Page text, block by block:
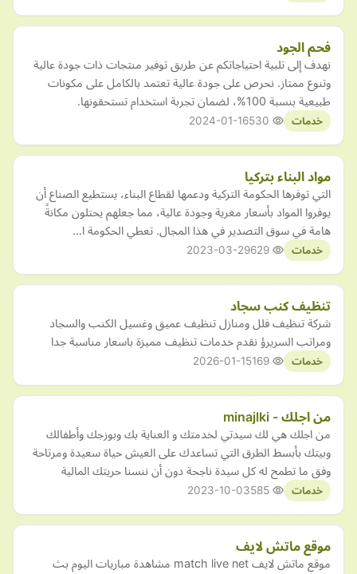
فحم الجود
نهدف إلى تلبية احتياجاتكم عن طريق توفير منتجات ذات جودة عالية
وتنوع ممتاز. نحرص على جودة عالية تعتمد بالكامل على مكونات
طبيعية بنسبة 100%، لضمان تجربة استخدام تستحقونها.
خدمات 2024-01-16
مواد البناء بتركيا
التي توفرها الحكومة التركية ودعمها لقطاع البناء، يستطيع الصناع أن
يوفروا المواد بأسعار مغرية وجودة عالية، مما جعلهم يحتلون مكانةً
هامة في سوق التصدير في هذا المجال. تعطي الحكومة ا…
خدمات 2023-03-29
تنظيف كنب سجاد
شركة تنظيف فلل ومنازل تنظيف عميق وغسيل الكنب والسجاد
ومراتب السريرؤ نقدم خدمات تنظيف مميزة باسعار مناسبة جدا
خدمات 2026-01-15
من اجلك - minajlki
من اجلك هي لك سيدتي لخدمتك و العناية بك وبوزجك وأطفالك
وبيتك بأبسط الطرق التي تساعدك على العيش حياة سعيدة ومرتاحة
وفق ما تطمح له كل سيدة ناجحة دون أن ننسنا حريتك المالية
خدمات 2023-10-03
موقع ماتش لايف
موقع ماتش لايف match live net مشاهدة مباريات اليوم بث